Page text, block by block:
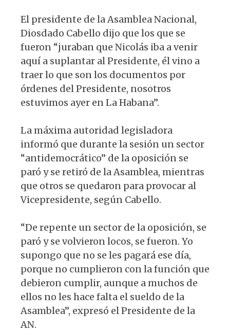
El presidente de la Asamblea Nacional,
Diosdado Cabello dijo que los que se
fueron “juraban que Nicolás iba a venir
aquí a suplantar al Presidente, él vino a
traer lo que son los documentos por
órdenes del Presidente, nosotros
estuvimos ayer en La Habana”.
La máxima autoridad legisladora
informó que durante la sesión un sector
“antidemocrático” de la oposición se
paró y se retiró de la Asamblea, mientras
que otros se quedaron para provocar al
Vicepresidente, según Cabello.
“De repente un sector de la oposición, se
paró y se volvieron locos, se fueron. Yo
supongo que no se les pagará ese día,
porque no cumplieron con la función que
debieron cumplir, aunque a muchos de
ellos no les hace falta el sueldo de la
Asamblea”, expresó el Presidente de la
AN.